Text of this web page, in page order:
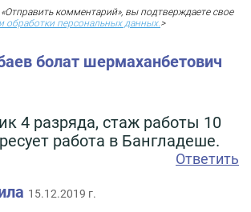
комментарий», вы подтверждаете свое
обработки персональных данных.>
болат шермаханбетович
4 разряда, стаж работы 10
работа в Бангладеше.
Ответить
15.12.2019 г.